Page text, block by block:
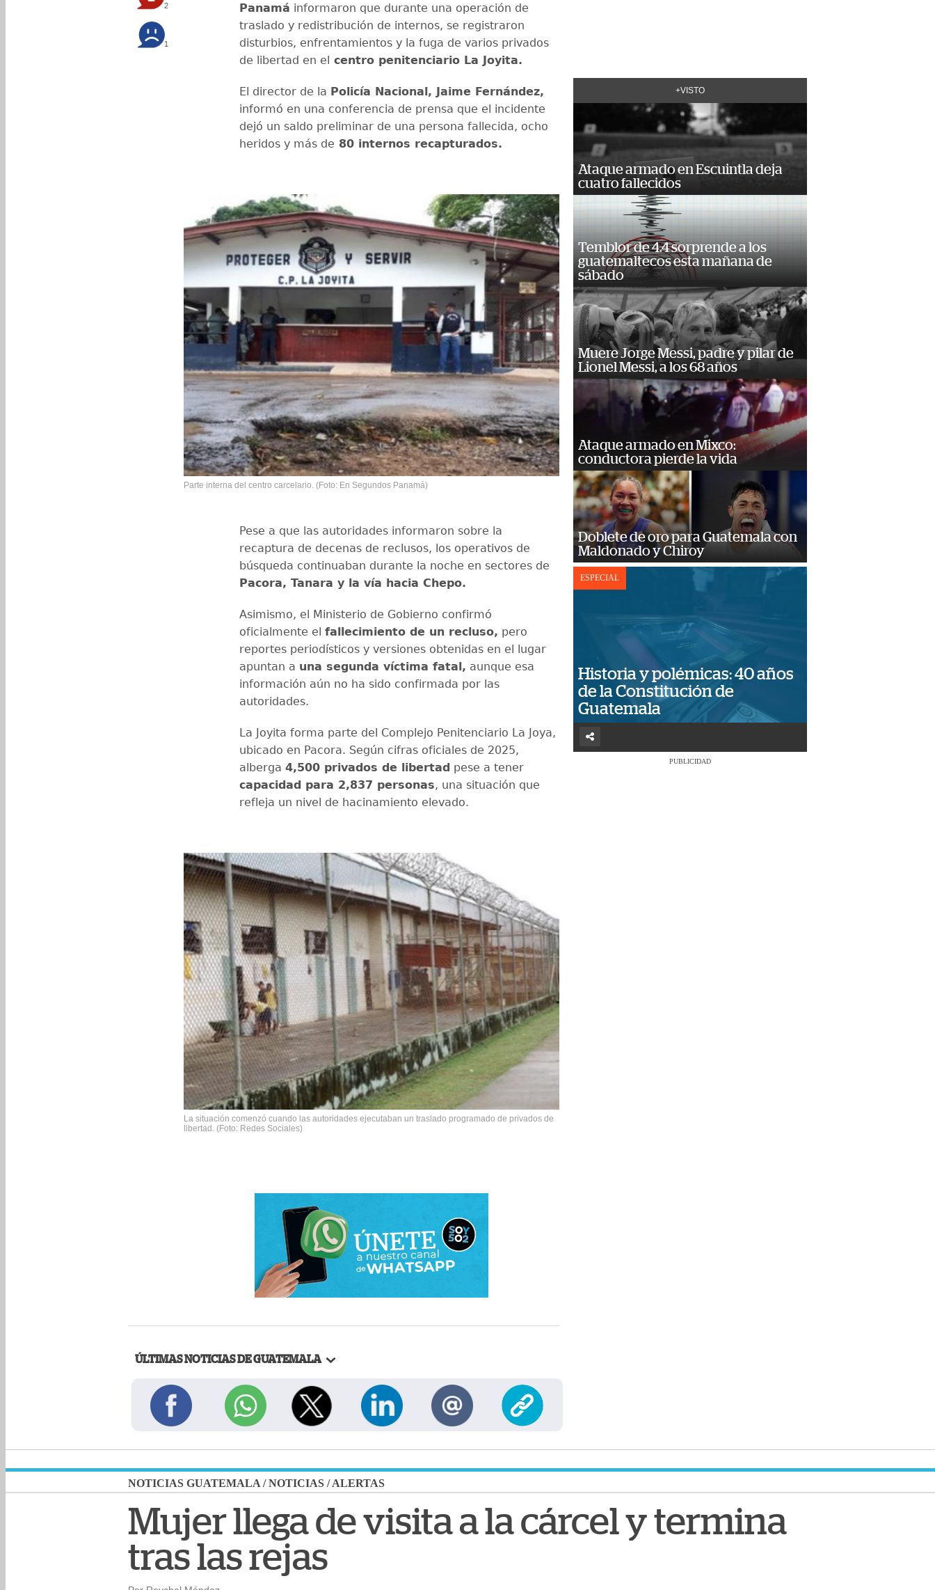
2
1
Panamá informaron que durante una operación de
traslado y redistribución de internos, se registraron
disturbios, enfrentamientos y la fuga de varios privados
de libertad en el centro penitenciario La Joyita.
El director de la Policía Nacional, Jaime Fernández,
informó en una conferencia de prensa que el incidente
dejó un saldo preliminar de una persona fallecida, ocho
heridos y más de 80 internos recapturados.
Parte interna del centro carcelario. (Foto: En Segundos Panamá)
Pese a que las autoridades informaron sobre la
recaptura de decenas de reclusos, los operativos de
búsqueda continuaban durante la noche en sectores de
Pacora, Tanara y la vía hacia Chepo.
Asimismo, el Ministerio de Gobierno confirmó
oficialmente el fallecimiento de un recluso, pero
reportes periodísticos y versiones obtenidas en el lugar
apuntan a una segunda víctima fatal, aunque esa
información aún no ha sido confirmada por las
autoridades.
La Joyita forma parte del Complejo Penitenciario La Joya,
ubicado en Pacora. Según cifras oficiales de 2025,
alberga 4,500 privados de libertad pese a tener
capacidad para 2,837 personas, una situación que
refleja un nivel de hacinamiento elevado.
La situación comenzó cuando las autoridades ejecutaban un traslado programado de privados de
libertad. (Foto: Redes Sociales)
ÚLTIMAS NOTICIAS DE GUATEMALA
+VISTO
Ataque armado en Escuintla deja
cuatro fallecidos
Temblor de 4.4 sorprende a los
guatemaltecos esta mañana de
sábado
Muere Jorge Messi, padre y pilar de
Lionel Messi, a los 68 años
Ataque armado en Mixco:
conductora pierde la vida
Doblete de oro para Guatemala con
Maldonado y Chiroy
ESPECIAL
Historia y polémicas: 40 años
de la Constitución de
Guatemala
PUBLICIDAD
NOTICIAS GUATEMALA /NOTICIAS /ALERTAS
Mujer llega de visita a la cárcel y termina
tras las rejas